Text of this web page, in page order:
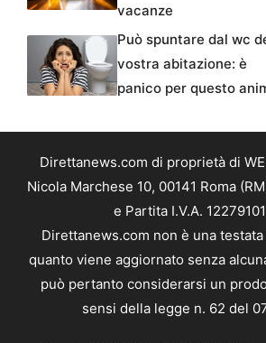
vacanze
Può spuntare dal wc
vostra abitazione: è
panico per questo
Direttanews.com di proprietà di
Nicola Marchese 10, 00141 Roma
e Partita I.V.A.
Direttanews.com non è una
quanto viene aggiornato senza
può pertanto considerarsi un
sensi della legge n. 62 del